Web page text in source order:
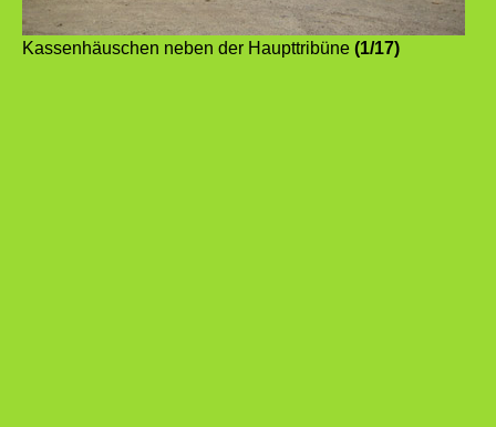
Kassenhäuschen neben der Haupttribüne (1/17)